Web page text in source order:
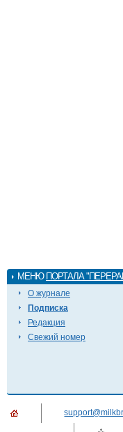
МЕНЮ ПОРТАЛА
О журнале
Подписка
Редакция
Свежий номер